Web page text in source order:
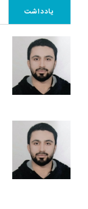
یادداشت